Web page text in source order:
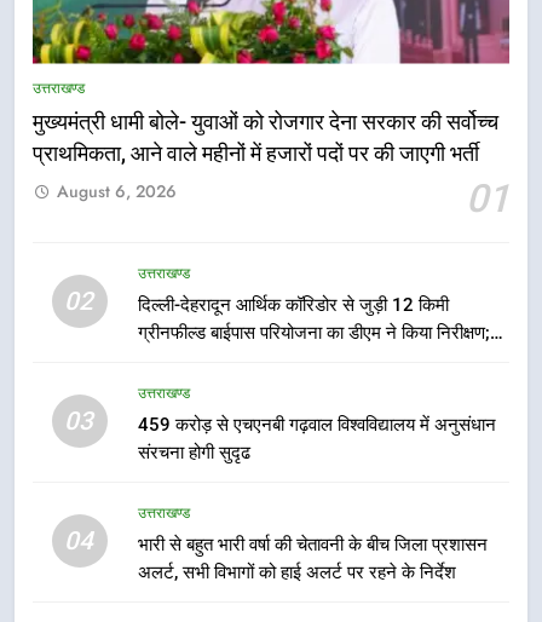
उत्तराखण्ड
मुख्यमंत्री धामी बोले- युवाओं को रोजगार देना सरकार की सर्वोच्च
प्राथमिकता, आने वाले महीनों में हजारों पदों पर की जाएगी भर्ती
01
August 6, 2026
02
उत्तराखण्ड
दिल्ली-देहरादून आर्थिक कॉरिडोर से जुड़ी 12 किमी
ग्रीनफील्ड बाईपास परियोजना का डीएम ने किया निरीक्षण;
सुरक्षा मानकों से कोई समझौता नहींः डीएम
03
उत्तराखण्ड
459 करोड़ से एचएनबी गढ़वाल विश्वविद्यालय में अनुसंधान
संरचना होगी सुदृढ
04
उत्तराखण्ड
भारी से बहुत भारी वर्षा की चेतावनी के बीच जिला प्रशासन
अलर्ट, सभी विभागों को हाई अलर्ट पर रहने के निर्देश
एमडीडीए बोर्ड बैठक में 25 विकास प्रस्तावों
की हुई समीक्षा
उत्तराखण्ड
बैरागीवाला हत्याकांड के फरार चल रहे
अभियुक्त को दून पुलिस ने हरिद्वार से किया